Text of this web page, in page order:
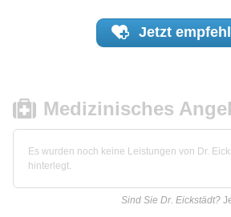
Jetzt
Medizinisches
Es wurden noch keine Leistungen von Dr.
hinterlegt.
Sind Sie Dr. Eickstädt?